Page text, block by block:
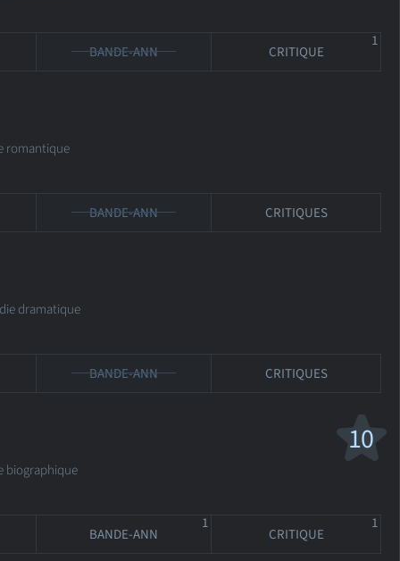
BANDE-ANN CRITIQUE
1
romantique
BANDE-ANN CRITIQUES
dramatique
BANDE-ANN CRITIQUES
10
biographique
BANDE-ANN
1
CRITIQUE
1